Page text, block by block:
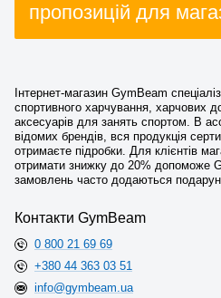
пропозицій для
Інтернет-магазин GymBeam
спортивного харчування, харчових
аксесуарів для занять спортом. В
відомих брендів, вся продукція
отримаєте підробки. Для клієнтів
отримати знижку до 20% допоможе
замовлень часто додаються
Контакти GymBeam
0 800 21 69 69
+380 44 363 03 51
info@gymbeam.ua